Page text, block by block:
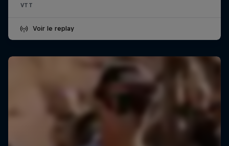
VTT
Voir le replay